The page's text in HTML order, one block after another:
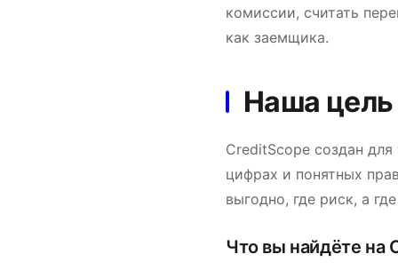
комиссии, считать
как заемщика.
Наша цель
CreditScope создан
цифрах и понятных
выгодно, где риск, а
Что вы найдёте на